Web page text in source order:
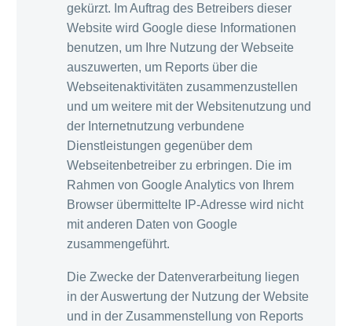
gekürzt. Im Auftrag des Betreibers dieser
Website wird Google diese Informationen
benutzen, um Ihre Nutzung der Webseite
auszuwerten, um Reports über die
Webseitenaktivitäten zusammenzustellen
und um weitere mit der Websitenutzung und
der Internetnutzung verbundene
Dienstleistungen gegenüber dem
Webseitenbetreiber zu erbringen. Die im
Rahmen von Google Analytics von Ihrem
Browser übermittelte IP-Adresse wird nicht
mit anderen Daten von Google
zusammengeführt.
Die Zwecke der Datenverarbeitung liegen
in der Auswertung der Nutzung der Website
und in der Zusammenstellung von Reports